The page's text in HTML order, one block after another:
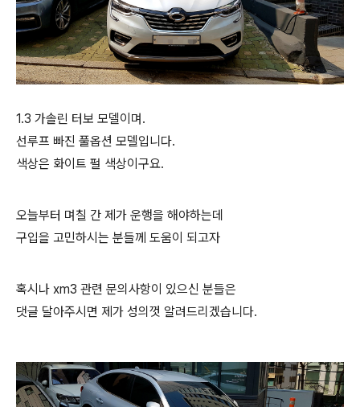
1.3 가솔린 터보 모델이며.
선루프 빠진 풀옵션 모델입니다.
색상은 화이트 펄 색상이구요.
오늘부터 며칠 간 제가 운행을 해야하는데
구입을 고민하시는 분들께 도움이 되고자
혹시나 xm3 관련 문의사항이 있으신 분들은
댓글 달아주시면 제가 성의껏 알려드리겠습니다.